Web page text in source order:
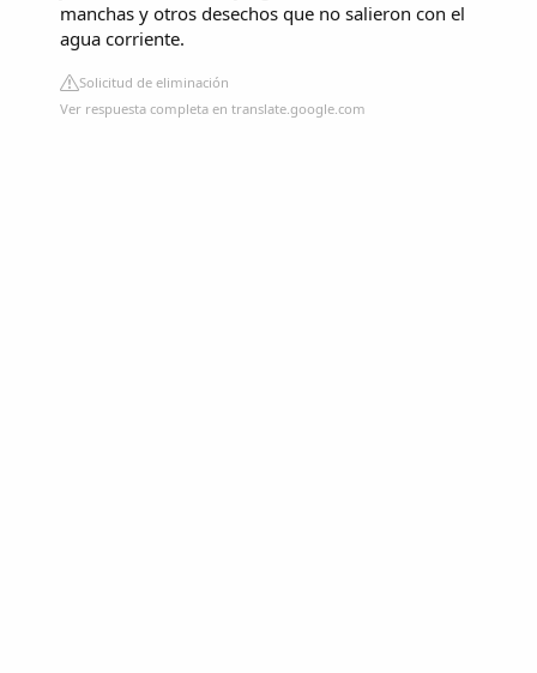
manchas y otros desechos que no salieron con el
agua corriente.
Solicitud de eliminación
Ver respuesta completa en translate.google.com